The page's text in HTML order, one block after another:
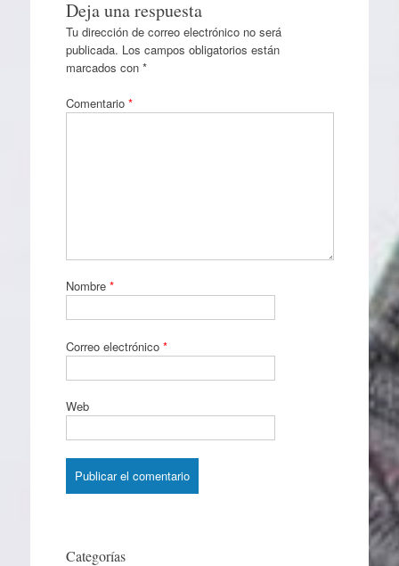
Deja una respuesta
Tu dirección de correo electrónico no será
publicada. Los campos obligatorios están
marcados con *
Comentario *
Nombre *
Correo electrónico *
Web
Categorías